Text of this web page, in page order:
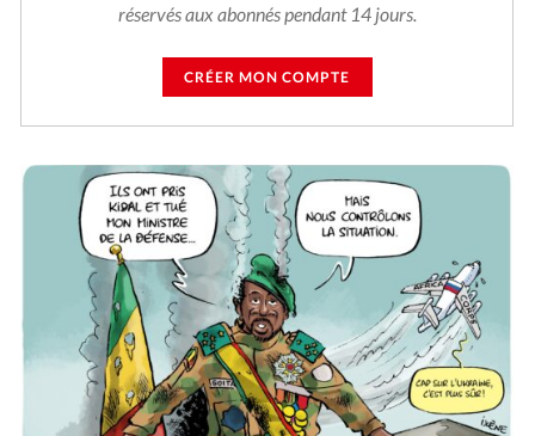
réservés aux abonnés pendant 14 jours.
CRÉER MON COMPTE